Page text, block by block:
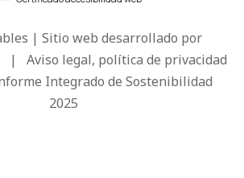
| Sitio web desarrollado por
| Aviso legal, política de privacidad
Integrado de Sostenibilidad
2025